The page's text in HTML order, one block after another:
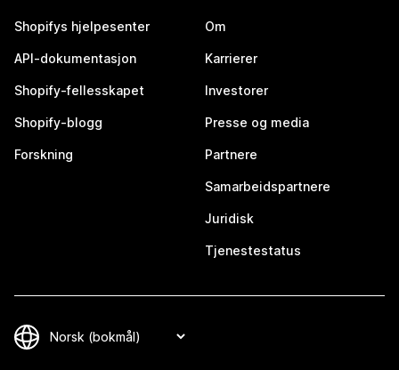
Shopifys hjelpesenter
API-dokumentasjon
Shopify-fellesskapet
Shopify-blogg
Forskning
Om
Karrierer
Investorer
Presse og media
Partnere
Samarbeidspartnere
Juridisk
Tjenestestatus